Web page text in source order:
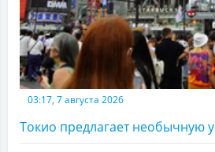
03:17, 7 августа 2026
Токио предлагает необычную